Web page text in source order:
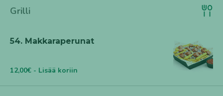
Grilli
54. Makkaraperunat
12,00€ - Lisää koriin